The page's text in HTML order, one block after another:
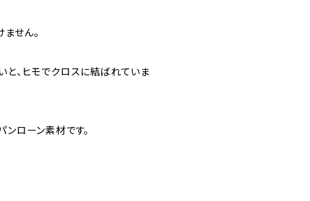
せん。
と、ヒモでクロスに結ばれていま
ンローン素材です。